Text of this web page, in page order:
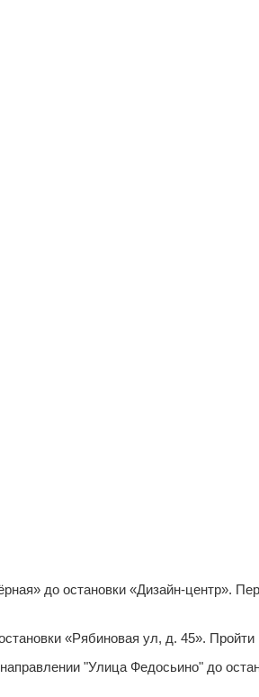
до остановки «Дизайн-центр».
«Рябиновая ул, д. 45». Пройти
"Улица Федосьино" до